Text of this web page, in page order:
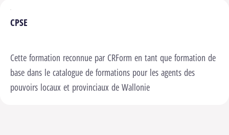
CPSE
Cette formation reconnue par CRForm en tant que formation de
base dans le catalogue de formations pour les agents des
pouvoirs locaux et provinciaux de Wallonie